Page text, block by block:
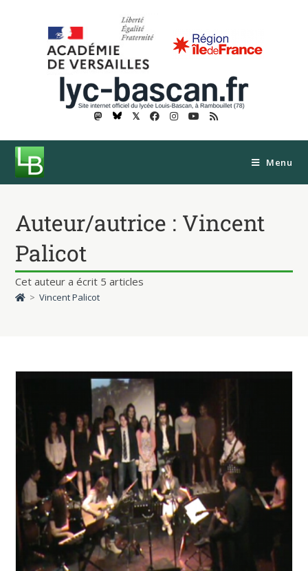
𝕏
Menu
Auteur/autrice : Vincent
Palicot
Cet auteur a écrit 5 articles
> Vincent Palicot